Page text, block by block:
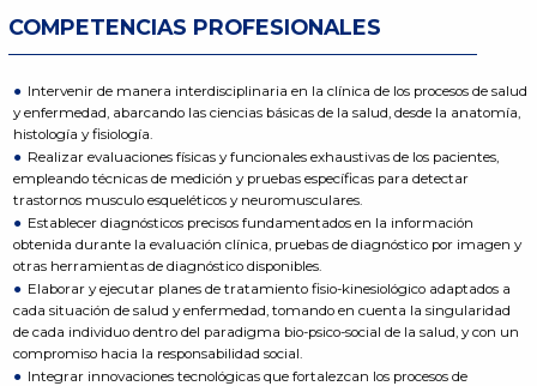
COMPETENCIAS PROFESIONALES
Intervenir de manera interdisciplinaria en la clínica de los procesos de salud
y enfermedad, abarcando las ciencias básicas de la salud, desde la anatomía,
histología y fisiología.
Realizar evaluaciones físicas y funcionales exhaustivas de los pacientes,
empleando técnicas de medición y pruebas específicas para detectar
trastornos musculo esqueléticos y neuromusculares.
Establecer diagnósticos precisos fundamentados en la información
obtenida durante la evaluación clínica, pruebas de diagnóstico por imagen y
otras herramientas de diagnóstico disponibles.
Elaborar y ejecutar planes de tratamiento fisio-kinesiológico adaptados a
cada situación de salud y enfermedad, tomando en cuenta la singularidad
de cada individuo dentro del paradigma bio-psico-social de la salud, y con un
compromiso hacia la responsabilidad social.
Integrar innovaciones tecnológicas que fortalezcan los procesos de